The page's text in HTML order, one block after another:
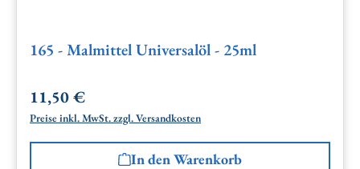
165 - Malmittel Universalöl - 25ml
Regulärer Preis:
11,50 €
Preise inkl. MwSt. zzgl. Versandkosten
In den Warenkorb